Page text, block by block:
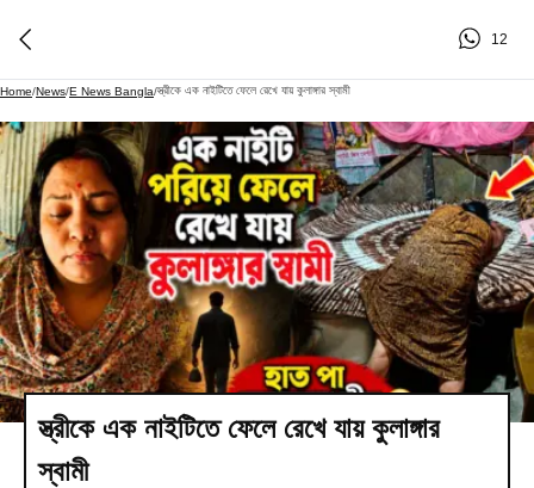
12
Home/News/E News Bangla/স্ত্রীকে এক নাইটিতে ফেলে রেখে যায় কুলাঙ্গার স্বামী
স্ত্রীকে এক নাইটিতে ফেলে রেখে যায় কুলাঙ্গার
স্বামী